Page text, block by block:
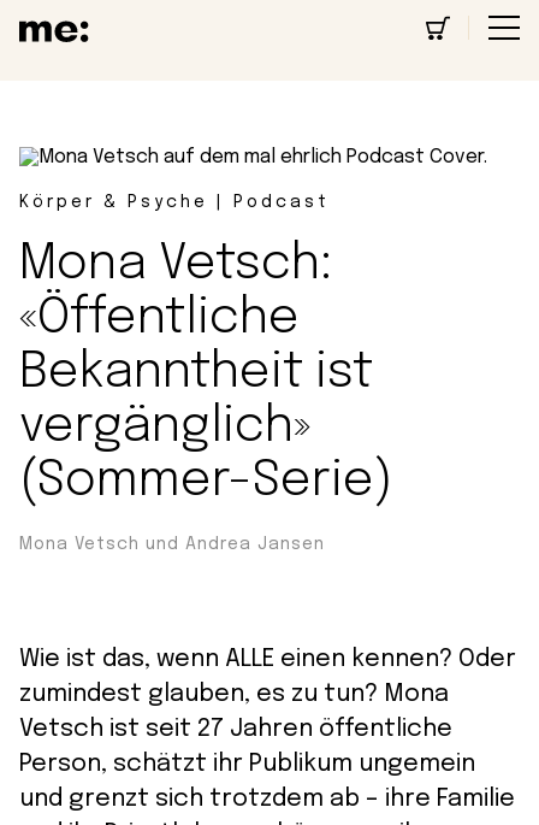
Körper & Psyche | Podcast
Mona Vetsch:
«Öffentliche
Bekanntheit ist
vergänglich»
(Sommer-Serie)
Mona Vetsch und Andrea Jansen
Wie ist das, wenn ALLE einen kennen? Oder
zumindest glauben, es zu tun? Mona
Vetsch ist seit 27 Jahren öffentliche
Person, schätzt ihr Publikum ungemein
und grenzt sich trotzdem ab – ihre Familie